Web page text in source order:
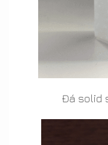
Đá solid